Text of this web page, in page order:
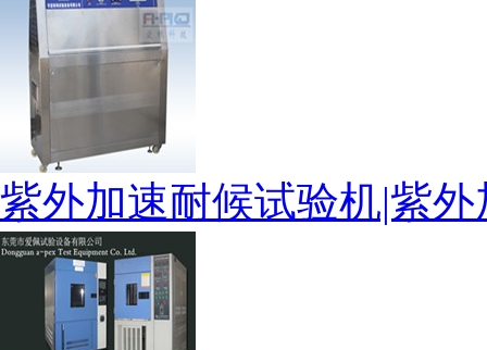
紫外加速耐候试验机|紫